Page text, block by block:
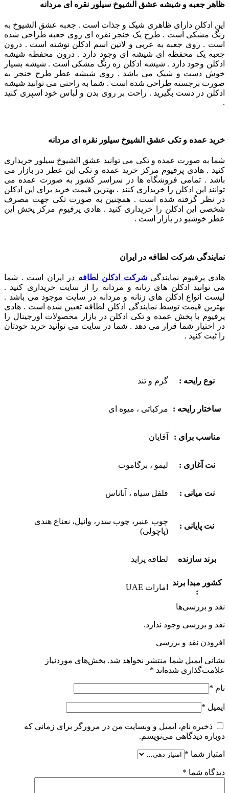
ظاهر جعبه و شیشه عشق الشیوخ سیلور نقره ای مردانه
این ادکلن دارای ظاهری شیک و جذات است . جعبه عشق الشیوخ به
رنگ مشکی است . طرح یک خنجر نقره ای روی جعبه طراحی شده
است . روی جعبه به عربی و لاتین اسم ادکلن نوشته است . درون
جعبه یک محفظه ای شیشه ای وجود دارد . درون محفظه شیشه
ادکلن وجود دارد . شیشه ادکلن ره رنگ مشکی است . شیشه بسیار
خوش دست و شیک می باشد . روی شیشه عطر طرح خنجر به
صورت برجسته طراحی شده است . شما به راحتی می توانید شیشه
ادکلن در دست بگیرید . راحت بر روی بدن و لباس خود اسپری کنید
.
خرید عمده و تکی عشق الشیوخ سیلور نقره ای مردانه
شما به صورت عمده و تکی می توانید عشق الشیوخ سیلور خریداری
کنید . هادی پرفیوم مرکز خرید عمده و تکی این عطر در بازار می
باشد . تمامی فروشگاه ها در سراسر کشور به صورت عمده می
توانند این ادکلن را خریداری کنند . بهترین قیمت خرید برای این ادکلن
در نظر گرفته شده است . همچنین به صورت تکی جهت مصرف
شخصی این ادکلن را خریداری کنید . هادی پرفیوم مرکز پخش این
عطر خوشبو در بازار است .
نمایندگی شرکت لطافه در ایران
هادی پرفیوم نمایندگیشرکت ادکلن لطافه در ایران است . شما
می توانید ادکلن های زنانه و مردانه را از سایت خریداری کنید .
لیست انواع ادکلن های زنانه و مردانه در سایت موجود می باشد .
بهترین قیمت توسط نمایندگی ادکلن لطافه تعیین شده است . هادی
پرفیوم با پخش عمده و تکی ادکلن در بازار محصولات اورجینال را
در اختیار شما قرار می دهد . شما در سایت می توانید خرید خودتان
را ثبت کنید .
نوع رایحه : گرم و تند
ساختار رایحه : مرکباتی ، میوه ای
مناسب برای : آقایان
نت آغازی : لیمو ، برگاموت
نت میانی : فلفل سیاه ، آناناس
نت پایانی :
چوب عنبر، چوب سدر، وانیل، نعناع هندی
(پاچولی)
برند سازنده لطافه پراید
کشور مبدا برند
:
امارات UAE
نقد و بررسی‌ها
نقد و بررسی وجود ندارد.
افزودن نقد و بررسی
نشانی ایمیل شما منتشر نخواهد شد. بخش‌های موردنیاز
علامت‌گذاری شده‌اند *
نام *
ایمیل *
ذخیره نام، ایمیل و وبسایت من در مرورگر برای زمانی که
دوباره دیدگاهی می‌نویسم.
امتیاز شما *
دیدگاه شما *